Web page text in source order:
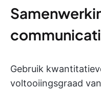
Gebruik
voltooiingsgraad